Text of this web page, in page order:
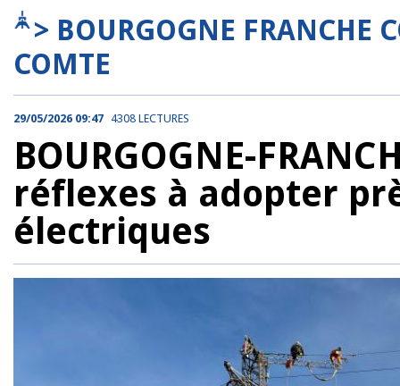
> BOURGOGNE FRANCHE
COMTE
29/05/2026 09:47 4308 LECTURES
BOURGOGNE-
réflexes à adopter
électriques